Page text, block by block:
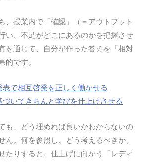
、授業内で「確認」（＝アウトプット
い、不足がどこにあるのかを把握させ
を通じて、自分が作った答えを「相対
的です。
で相互啓発を正しく働かせる
いてきちんと学びを仕上げさせる
も、どう埋めれば良いかわからないの
ん。何を参照し、どう考えるべきか、
たりすると、仕上げに向かう「レディ